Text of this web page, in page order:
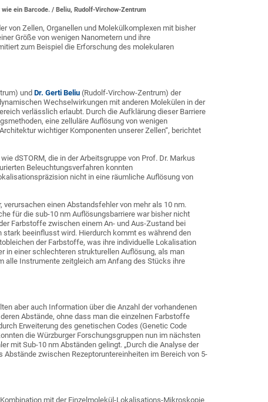
ein Barcode. / Beliu, Rudolf-Virchow-Zentrum
von Zellen, Organellen und Molekülkomplexen mit bisher
Größe von wenigen Nanometern und ihre
zum Beispiel die Erforschung des molekularen
undDr. Gerti Beliu (Rudolf-Virchow-Zentrum) der
Wechselwirkungen mit anderen Molekülen in der
verlässlich erlaubt. Durch die Aufklärung dieser Barriere
eine zelluläre Auflösung von wenigen
wichtiger Komponenten unserer Zellen“, berichtet
dSTORM, die in der Arbeitsgruppe von Prof. Dr. Markus
Beleuchtungsverfahren konnten
nicht in eine räumliche Auflösung von
einen Abstandsfehler von mehr als 10 nm.
für die sub-10 nm Auflösungsbarriere war bisher nicht
Farbstoffe zwischen einem An- und Aus-Zustand bei
beeinflusst wird. Hierdurch kommt es während den
der Farbstoffe, was ihre individuelle Lokalisation
in einer schlechteren strukturellen Auflösung, als man
alle Instrumente zeitgleich am Anfang des Stücks ihre
aber auch Information über die Anzahl der vorhandenen
Abstände, ohne dass man die einzelnen Farbstoffe
Erweiterung des genetischen Codes (Genetic Code
die Würzburger Forschungsgruppen nun im nächsten
mit Sub-10 nm Abständen gelingt. „Durch die Analyse der
zwischen Rezeptoruntereinheiten im Bereich von 5-
mit der Einzelmolekül-Lokalisations-Mikroskopie